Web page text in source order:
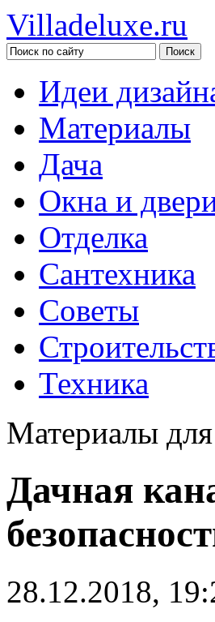
Villadeluxe.ru
Идеи
Материалы
Дача
Окна и
Отделка
Сантехника
Советы
Техника
Материалы
Дачная
28.12.2018,